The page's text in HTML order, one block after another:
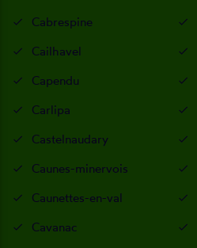
Cabrespine
Cailhavel
Capendu
Carlipa
Castelnaudary
Caunes-minervois
Caunettes-en-val
Cavanac